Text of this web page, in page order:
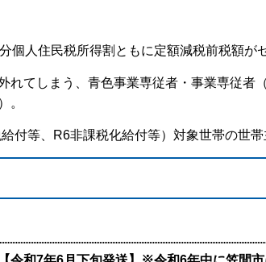
個人住民税所得割ともに定額減税前税額が
れてしまう、青色事業専従者・事業専従
。
付等、R6非課税化給付等）対象世帯の世